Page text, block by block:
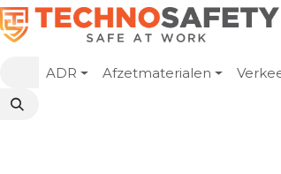
Overslaan naar inhoud
ADR Afzetmaterialen